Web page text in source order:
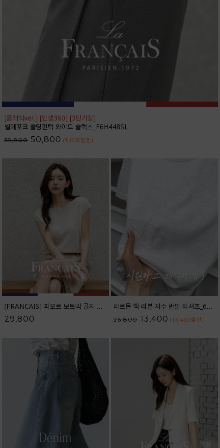
[클래식ver.] [인생360] [3단기장]
벨에포크 폴딩핀턱 와이드 슬랙스_F6H448SL
59,800 50,800 (9,000할인 )
[FRANCAIS] 피오르 보트넥 골지 캡소매 니트_F6H433KN
29,800
라르몬 백 리본 자수 반팔 티셔츠_62TS2605
26,800 13,400 (13,400할인 )